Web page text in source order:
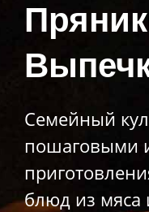
Семейный
пошаговыми
блюд из